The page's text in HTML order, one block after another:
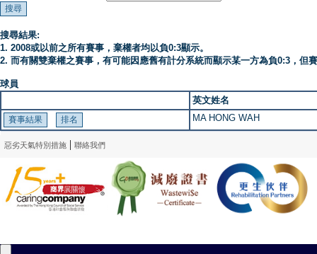
搜尋結果:
1. 2008或以前之所有賽事，棄權者均以負0:3顯示。
2. 而有關雙棄權之賽事，有可能因應舊有計分系統而顯示某一方為負0:3，但
球員
英文姓名
MA HONG WAH